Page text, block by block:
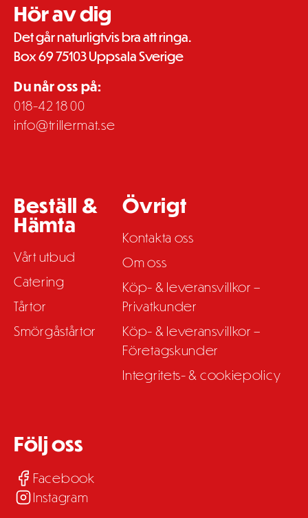
Hör av dig
Det går naturligtvis bra att ringa.
Box 69 75103 Uppsala Sverige
Du når oss på:
018-42 18 00
info@trillermat.se
Beställ &
Hämta
Vårt utbud
Catering
Tårtor
Smörgåstårtor
Övrigt
Kontakta oss
Om oss
Köp- & leveransvillkor –
Privatkunder
Köp- & leveransvillkor –
Företagskunder
Integritets- & cookiepolicy
Följ oss
Facebook
Instagram